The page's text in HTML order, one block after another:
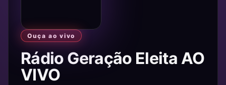
Ouça ao vivo
Rádio Geração Eleita AO
VIVO